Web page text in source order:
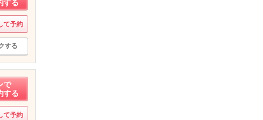
する
て予約
する
で
する
て予約